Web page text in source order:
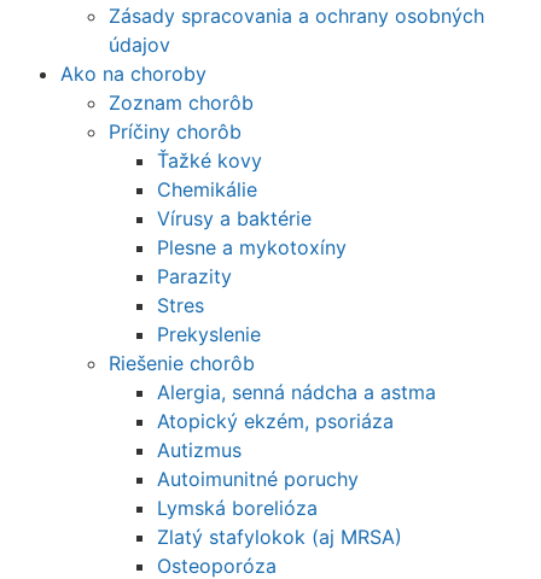
Zásady spracovania a ochrany osobných
údajov
Ako na choroby
Zoznam chorôb
Príčiny chorôb
Ťažké kovy
Chemikálie
Vírusy a baktérie
Plesne a mykotoxíny
Parazity
Stres
Prekyslenie
Riešenie chorôb
Alergia, senná nádcha a astma
Atopický ekzém, psoriáza
Autizmus
Autoimunitné poruchy
Lymská borelióza
Zlatý stafylokok (aj MRSA)
Osteoporóza